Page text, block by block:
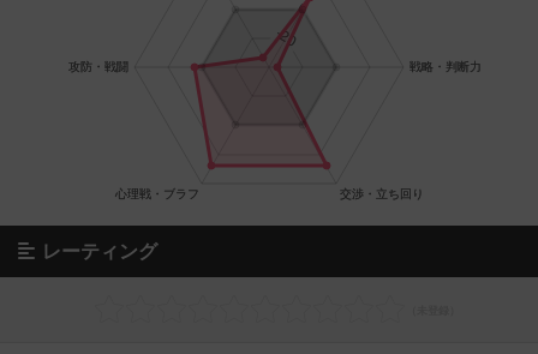
レーティング